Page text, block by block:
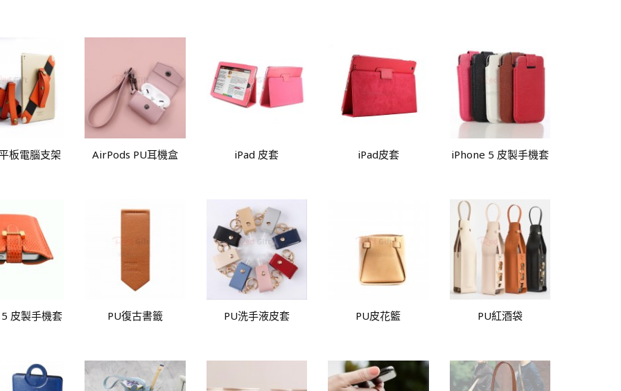
板電腦支架 AirPods PU耳機盒 iPad 皮套 iPad皮套 iPhone 5 皮製手機套
皮製手機套 PU復古書籤 PU洗手液皮套 PU皮花籃 PU紅酒袋